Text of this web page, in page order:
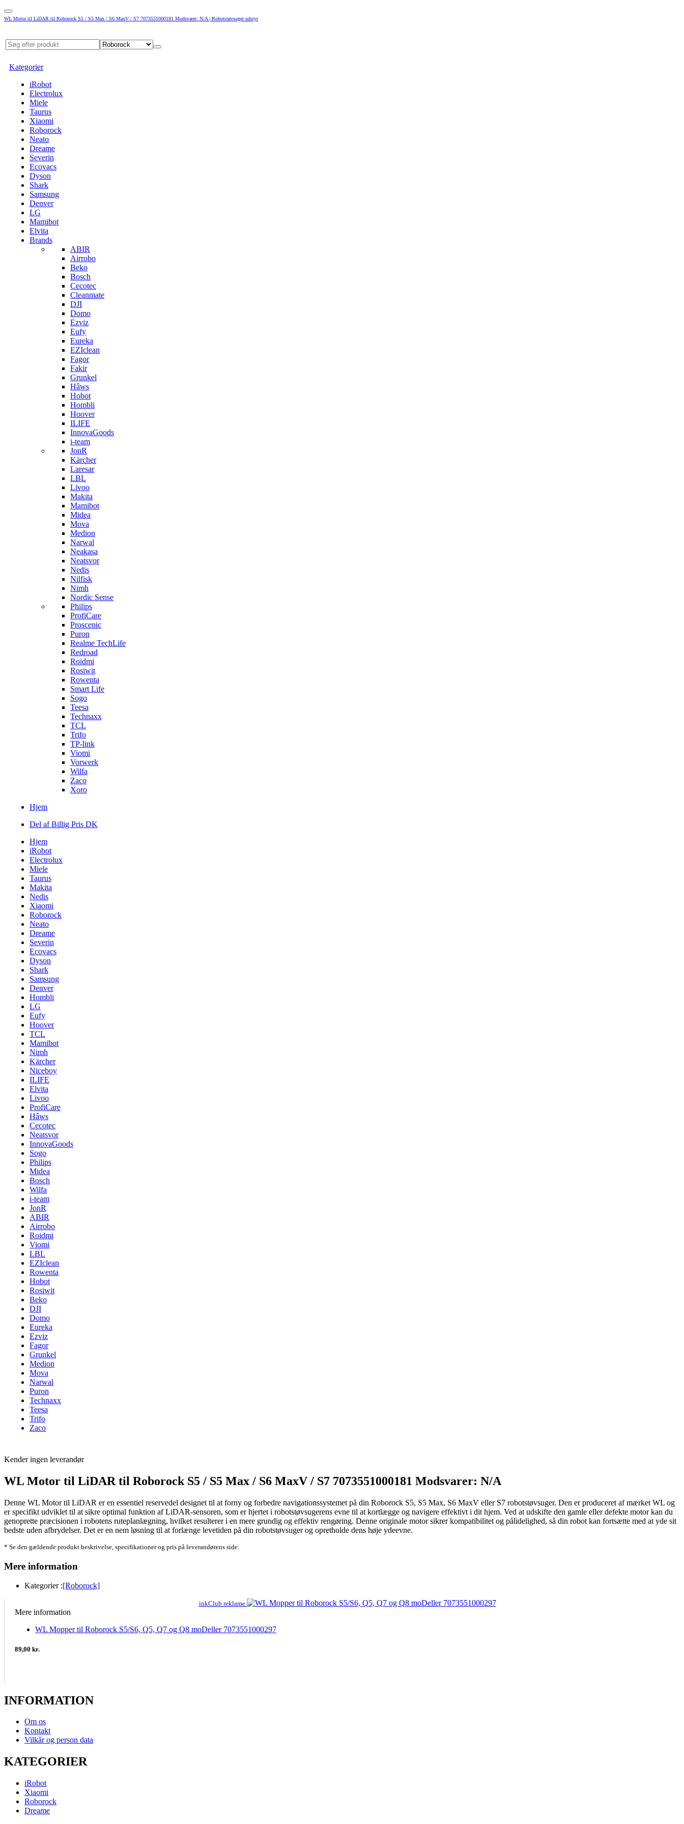
WL Motor til LiDAR til Roborock S5 / S5 Max / S6 MaxV / S7 7073551000181 Modsvarer: N/A | Robotstøvsuger udstyr
Kategorier
iRobot
Electrolux
Miele
Taurus
Xiaomi
Roborock
Neato
Dreame
Severin
Ecovacs
Dyson
Shark
Samsung
Denver
LG
Mamibot
Elvita
Brands
ABIR
Airrobo
Beko
Bosch
Cecotec
Cleanmate
DJI
Domo
Ezviz
Eufy
Eureka
EZIclean
Fagor
Fakir
Grunkel
Hâws
Hobot
Hombli
Hoover
ILIFE
InnovaGoods
i-team
JonR
Kärcher
Laresar
LBL
Livoo
Makita
Mamibot
Midea
Mova
Medion
Narwal
Neakasa
Neatsvor
Nedis
Nilfisk
Nimh
Nordic Sense
Philips
ProfiCare
Proscenic
Puron
Realme TechLife
Redroad
Roidmi
Rosiwit
Rowenta
Smart Life
Sogo
Teesa
Technaxx
TCL
Trifo
TP-link
Viomi
Vorwerk
Wilfa
Zaco
Xoro
Hjem
Del af Billig Pris DK
Hjem
iRobot
Electrolux
Miele
Taurus
Makita
Nedis
Xiaomi
Roborock
Neato
Dreame
Severin
Ecovacs
Dyson
Shark
Samsung
Denver
Hombli
LG
Eufy
Hoover
TCL
Mamibot
Nimh
Kärcher
Niceboy
ILIFE
Elvita
Livoo
ProfiCare
Hâws
Cecotec
Neatsvor
InnovaGoods
Sogo
Philips
Midea
Bosch
Wilfa
i-team
JonR
ABIR
Airrobo
Roidmi
Viomi
LBL
EZIclean
Rowenta
Hobot
Rosiwit
Beko
DJI
Domo
Eureka
Ezviz
Fagor
Grunkel
Medion
Mova
Narwal
Puron
Technaxx
Teesa
Trifo
Zaco
Kender ingen leverandør
WL Motor til LiDAR til Roborock S5 / S5 Max / S6 MaxV / S7 7073551000181 Modsvarer: N/A
Denne WL Motor til LiDAR er en essentiel reservedel designet til at forny og forbedre navigationssystemet på din Roborock S5, S5 Max, S6 MaxV eller S7 robotstøvsuger. Den er produceret af mærket WL og
er specifikt udviklet til at sikre optimal funktion af LiDAR-sensoren, som er hjertet i robotstøvsugerens evne til at kortlægge og navigere effektivt i dit hjem. Ved at udskifte den gamle eller defekte motor kan du
genoprette præcisionen i robotens ruteplanlægning, hvilket resulterer i en mere grundig og effektiv rengøring. Denne originale motor sikrer kompatibilitet og pålidelighed, så din robot kan fortsætte med at yde sit
bedste uden afbrydelser. Det er en nem løsning til at forlænge levetiden på din robotstøvsuger og opretholde dens høje ydeevne.
* Se den gældende produkt beskrivelse, specifikationer og pris på leverandørens side.
Mere information
Kategorier :[Roborock]
inkClub reklame
Mere information
WL Mopper til Roborock S5/S6, Q5, Q7 og Q8 moDeller 7073551000297
89,00 kr.
INFORMATION
Om os
Kontakt
Vilkår og person data
KATEGORIER
iRobot
Xiaomi
Roborock
Dreame